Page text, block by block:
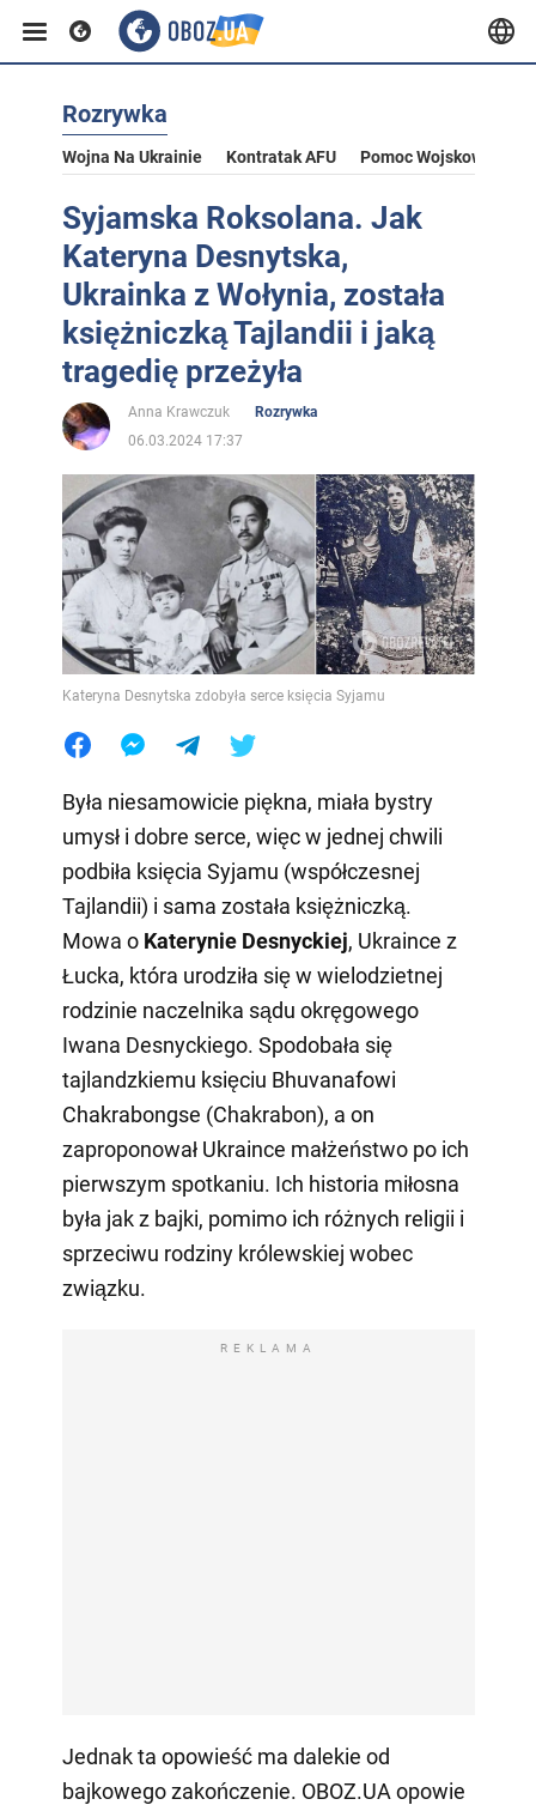
Rozrywka
Wojna Na Ukrainie Kontratak AFU Pomoc Wojskowa Dla
Syjamska Roksolana. Jak
Kateryna Desnytska,
Ukrainka z Wołynia, została
księżniczką Tajlandii i jaką
tragedię przeżyła
Anna Krawczuk
Rozrywka
06.03.2024 17:37
Kateryna Desnytska zdobyła serce księcia Syjamu
Była niesamowicie piękna, miała bystry
umysł i dobre serce, więc w jednej chwili
podbiła księcia Syjamu (współczesnej
Tajlandii) i sama została księżniczką.
Mowa o Katerynie Desnyckiej, Ukraince z
Łucka, która urodziła się w wielodzietnej
rodzinie naczelnika sądu okręgowego
Iwana Desnyckiego. Spodobała się
tajlandzkiemu księciu Bhuvanafowi
Chakrabongse (Chakrabon), a on
zaproponował Ukraince małżeństwo po ich
pierwszym spotkaniu. Ich historia miłosna
była jak z bajki, pomimo ich różnych religii i
sprzeciwu rodziny królewskiej wobec
związku.
REKLAMA
Jednak ta opowieść ma dalekie od
bajkowego zakończenie. OBOZ.UA opowie